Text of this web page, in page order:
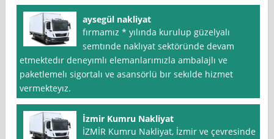
aysegül nakliyat
fırmamız * yılında kurulup güzelyalı
semtınde naklıyat sektöründe devam
etmektedır deneyımlı elemanlarımızla ambalajlı ve
paketlemelı sigortalı ve asansörlü bır sekılde hizmet
vermekteyız.
İzmir Kumru Nakliyat
İZMİR Kumru Nakliyat, İzmir ve çevresinde